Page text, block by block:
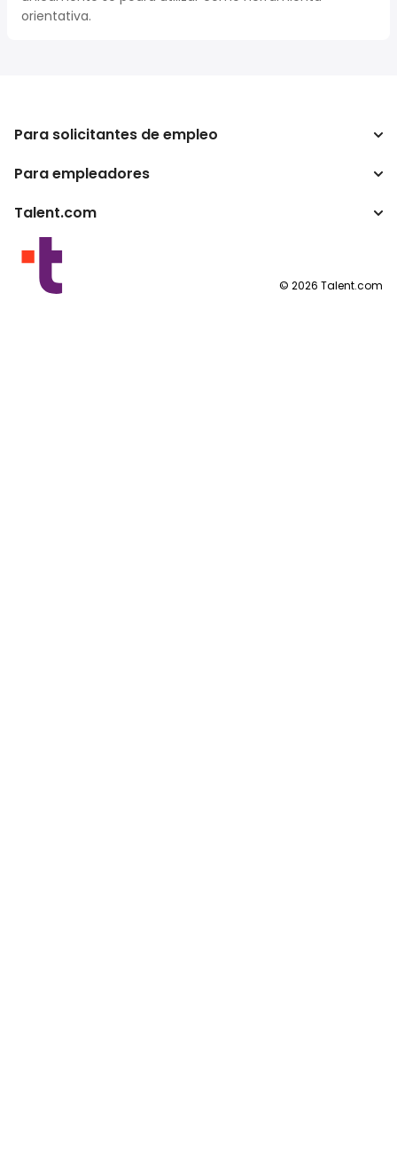
orientativa.
Para solicitantes de empleo
Buscador de trabajo
Conversor de salario
Para empleadores
Empresa
Programas para publishers
Talent.com
Otros países
Condiciones de uso
© 2026 Talent.com